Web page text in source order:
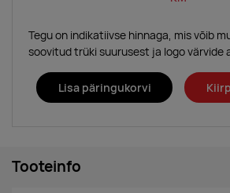
Tegu on indikatiivse hinnaga, mis võib
soovitud trüki suurusest ja logo värvide
Lisa päringukorvi
Tooteinfo